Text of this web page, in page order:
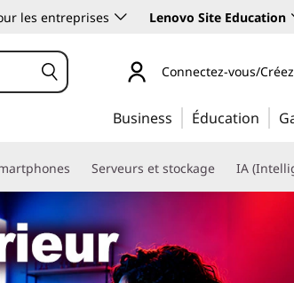
les entreprises Lenovo Site Education
Connectez-vous/
Business Éducation
Serveurs et stockage IA